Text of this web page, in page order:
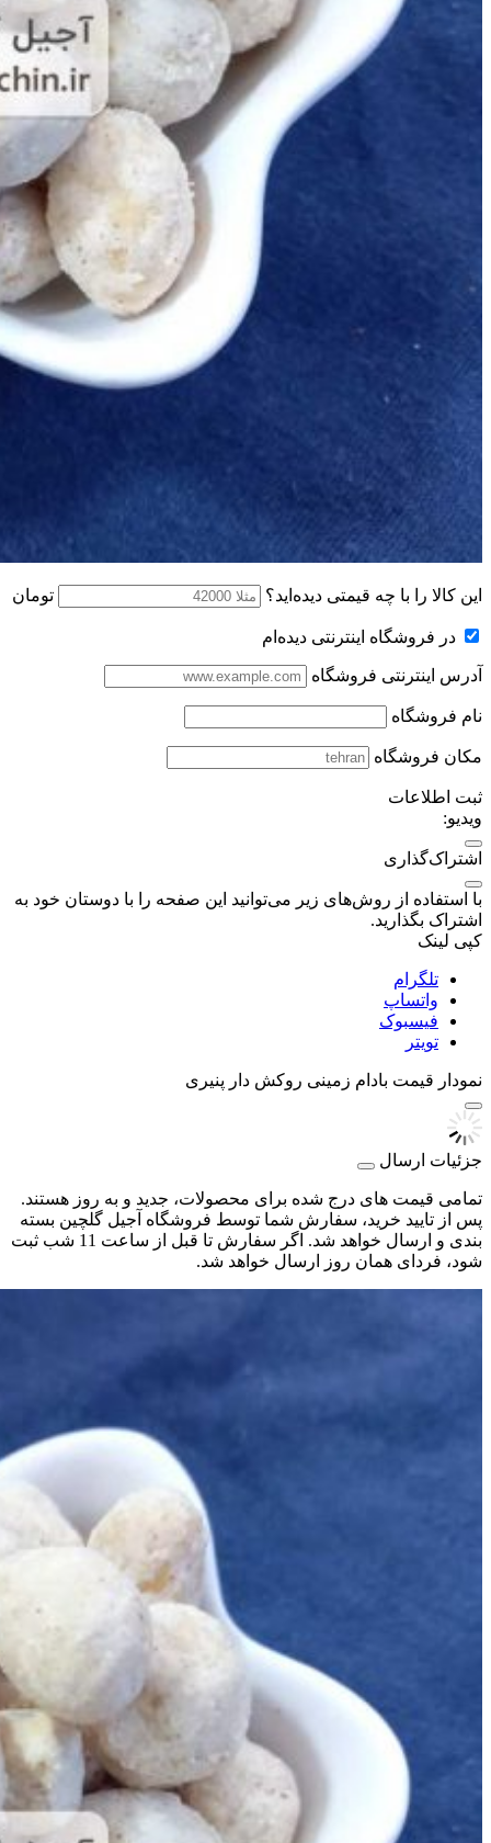
این کالا را با چه قیمتی دیده‌اید؟ تومان
در فروشگاه اینترنتی دیده‌ام
آدرس اینترنتی فروشگاه
نام فروشگاه
مکان فروشگاه
ثبت اطلاعات
ویدیو:
اشتراک‌گذاری
با استفاده از روش‌های زیر می‌توانید این صفحه را با دوستان خود به
اشتراک بگذارید.
کپی لینک
تلگرام
واتساپ
فیسبوک
تویتر
نمودار قیمت بادام زمینی روکش دار پنیری
جزئیات ارسال
تمامی قیمت های درج شده برای محصولات، جدید و به روز هستند.
پس از تایید خرید، سفارش شما توسط فروشگاه آجیل گلچین بسته
بندی و ارسال خواهد شد. اگر سفارش تا قبل از ساعت 11 شب ثبت
شود، فردای همان روز ارسال خواهد شد.